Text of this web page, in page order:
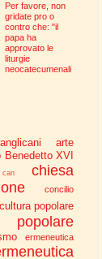
Per favore, non
gridate pro o
contro che: "il
papa ha
approvato le
liturgie
neocatecumenali
anglicani arte
Benedetto XVI
can
chiesa
concilio
cultura popolare
popolare
ermeneutica